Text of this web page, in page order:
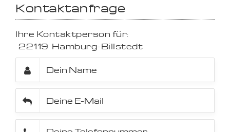
Kontaktanfrage
Ihre Kontaktperson für:
22119 Hamburg-Billstedt